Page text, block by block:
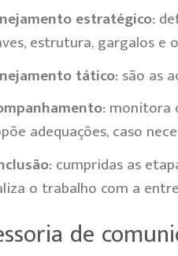
estratégico:
estrutura, gargalos e
tático:são as
monitora
adequações, caso
cumpridas as
o trabalho com a
de